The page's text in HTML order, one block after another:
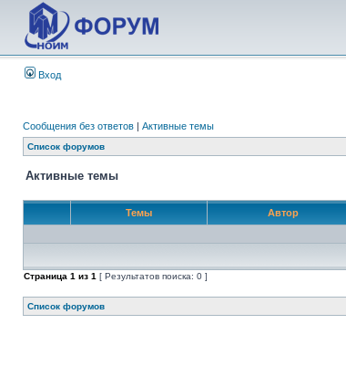
Вход
Сообщения без ответов | Активные темы
Список форумов
Активные темы
Темы Автор
Страница 1 из 1 [ Результатов поиска: 0 ]
Список форумов